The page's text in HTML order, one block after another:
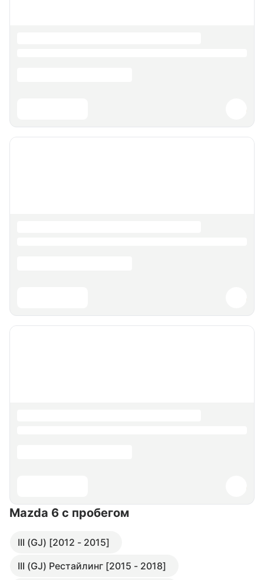
Mazda 6 с пробегом
III (GJ) [2012 - 2015]
III (GJ) Рестайлинг [2015 - 2018]